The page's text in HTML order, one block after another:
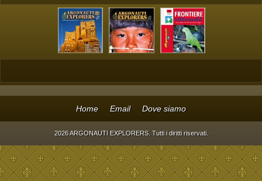
Home Email Dove siamo
2026 ARGONAUTI EXPLORERS. Tutti i diritti riservati.